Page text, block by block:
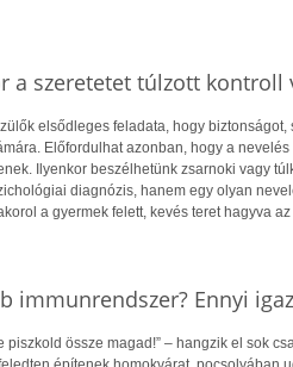
a szeretetet túlzott kontroll
elsődleges feladata, hogy
Előfordulhat azonban, hogy a
Ilyenkor beszélhetünk zsarnoki vagy
diagnózis, hanem egy olyan
a gyermek felett, kevés teret hagyva
immunrendszer? Ennyi
piszkold össze magad!” – hangzik el sok